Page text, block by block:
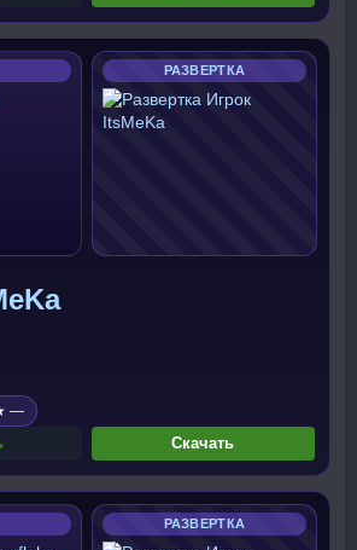
РАЗВЕРТКА
—
Скачать
РАЗВЕРТКА